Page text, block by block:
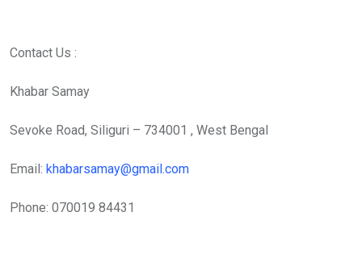
Contact Us :
Khabar Samay
Sevoke Road, Siliguri – 734001 , West Bengal
Email: khabarsamay@gmail.com
Phone: 070019 84431